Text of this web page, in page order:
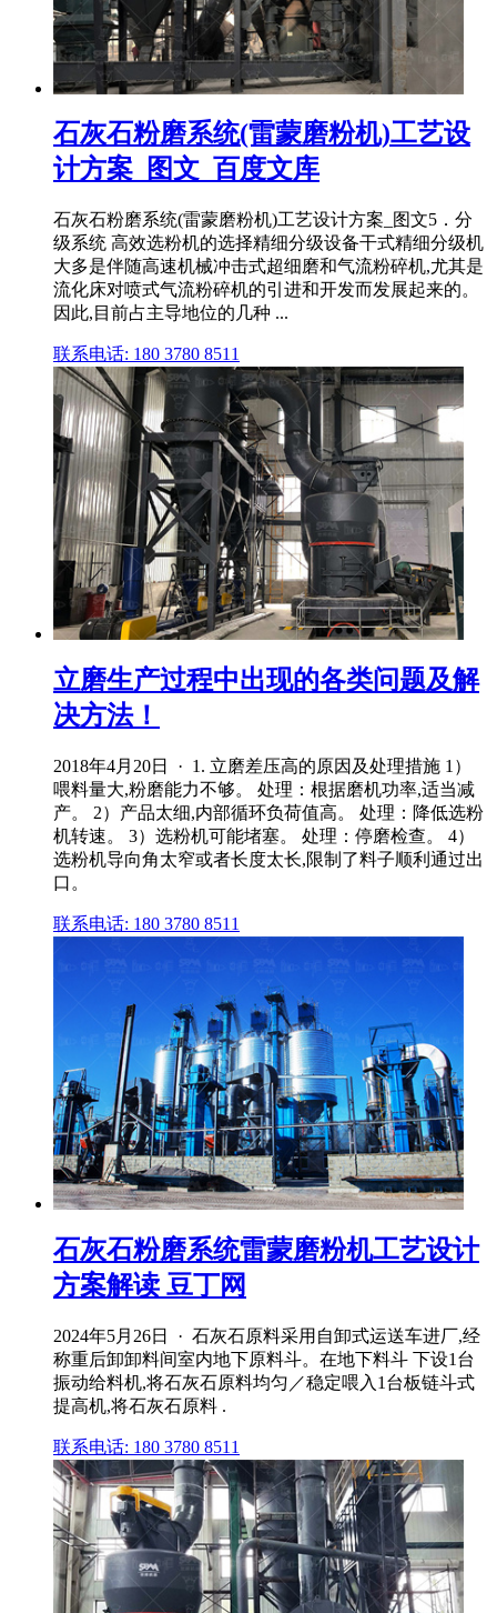
石灰石粉磨系统(雷蒙磨粉机)工艺设
计方案_图文_百度文库
石灰石粉磨系统(雷蒙磨粉机)工艺设计方案_图文5．分
级系统 高效选粉机的选择精细分级设备干式精细分级机
大多是伴随高速机械冲击式超细磨和气流粉碎机,尤其是
流化床对喷式气流粉碎机的引进和开发而发展起来的。
因此,目前占主导地位的几种 ...
联系电话: 180 3780 8511
立磨生产过程中出现的各类问题及解
决方法！
2018年4月20日 · 1. 立磨差压高的原因及处理措施 1）
喂料量大,粉磨能力不够。 处理：根据磨机功率,适当减
产。 2）产品太细,内部循环负荷值高。 处理：降低选粉
机转速。 3）选粉机可能堵塞。 处理：停磨检查。 4）
选粉机导向角太窄或者长度太长,限制了料子顺利通过出
口。
联系电话: 180 3780 8511
石灰石粉磨系统雷蒙磨粉机工艺设计
方案解读 豆丁网
2024年5月26日 · 石灰石原料采用自卸式运送车进厂,经
称重后卸卸料间室内地下原料斗。在地下料斗 下设1台
振动给料机,将石灰石原料均匀／稳定喂入1台板链斗式
提高机,将石灰石原料 .
联系电话: 180 3780 8511